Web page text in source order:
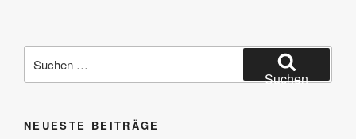
nach:
Suchen
NEUESTE BEITRÄGE